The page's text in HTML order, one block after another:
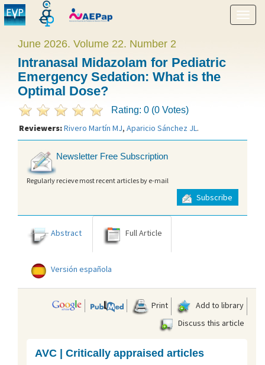
Show
menu
June 2026. Volume 22. Number 2
Intranasal Midazolam for Pediatric
Emergency Sedation: What is the
Optimal Dose?
Rating: 0 (0 Votes)
Reviewers:Rivero Martín MJ, Aparicio Sánchez JL.
Newsletter Free Subscription
Regularly recieve most recent articles by e-mail
Subscribe
Abstract Full Article
Versión española
Print
Add to library
Discuss this article
AVC | Critically appraised articles